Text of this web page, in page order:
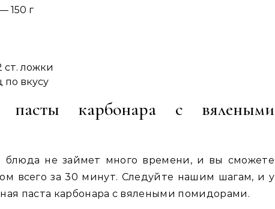
150 г
ложки
вкусу
пасты карбонара с вялеными
блюда не займет много времени, и вы сможете
всего за 30 минут. Следуйте нашим шагам, и у
паста карбонара с вялеными помидорами.